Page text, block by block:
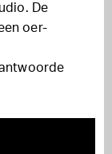
De
oer-